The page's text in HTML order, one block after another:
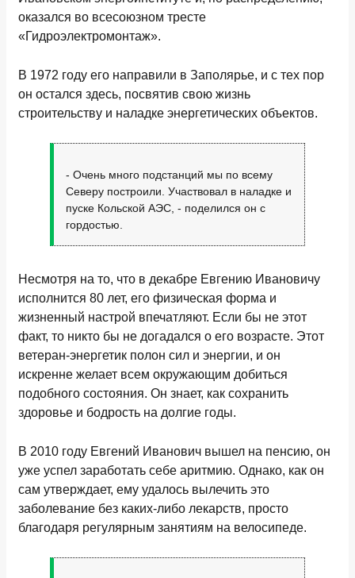
оказался во всесоюзном тресте
«Гидроэлектромонтаж».
В 1972 году его направили в Заполярье, и с тех пор
он остался здесь, посвятив свою жизнь
строительству и наладке энергетических объектов.
- Очень много подстанций мы по всему
Северу построили. Участвовал в наладке и
пуске Кольской АЭС, - поделился он с
гордостью.
Несмотря на то, что в декабре Евгению Ивановичу
исполнится 80 лет, его физическая форма и
жизненный настрой впечатляют. Если бы не этот
факт, то никто бы не догадался о его возрасте. Этот
ветеран-энергетик полон сил и энергии, и он
искренне желает всем окружающим добиться
подобного состояния. Он знает, как сохранить
здоровье и бодрость на долгие годы.
В 2010 году Евгений Иванович вышел на пенсию, он
уже успел заработать себе аритмию. Однако, как он
сам утверждает, ему удалось вылечить это
заболевание без каких-либо лекарств, просто
благодаря регулярным занятиям на велосипеде.